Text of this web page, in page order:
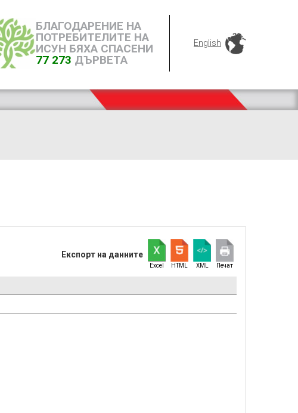
БЛАГОДАРЕНИЕ НА
ПОТРЕБИТЕЛИТЕ НА
ИСУН БЯХА СПАСЕНИ
77 273 ДЪРВЕТА
English
Експорт на данните
Excel HTML XML Печат